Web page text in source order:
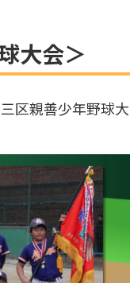
大会＞
区親善少年野球